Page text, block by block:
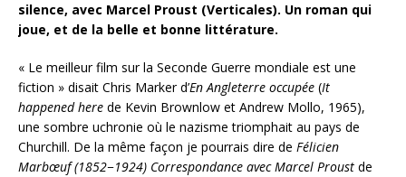
silence, avec Marcel Proust (Verticales). Un roman qui
joue, et de la belle et bonne littérature.
« Le meilleur film sur la Seconde Guerre mondiale est une
fiction » disait Chris Marker d’En Angleterre occupée (It
happened here de Kevin Brownlow et Andrew Mollo, 1965),
une sombre uchronie où le nazisme triomphait au pays de
Churchill. De la même façon je pourrais dire de Félicien
Marbœuf (1852−1924) Correspondance avec Marcel Proust de